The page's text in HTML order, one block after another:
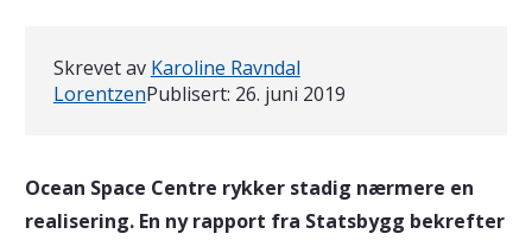
Skrevet av Karoline Ravndal
LorentzenPublisert: 26. juni 2019
Ocean Space Centre rykker stadig nærmere en
realisering. En ny rapport fra Statsbygg bekrefter